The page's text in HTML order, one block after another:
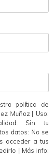
política de
Muñoz | Uso:
Sin tu
datos: No se
acceder a tus
| Más info: